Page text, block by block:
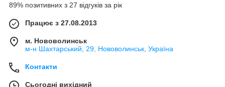
89% позитивних з 27 відгуків за рік
Працює з 27.08.2013
м. Нововолинськ
м-н Шахтарський, 29, Нововолинськ, Україна
Контакти
Сьогодні вихідний